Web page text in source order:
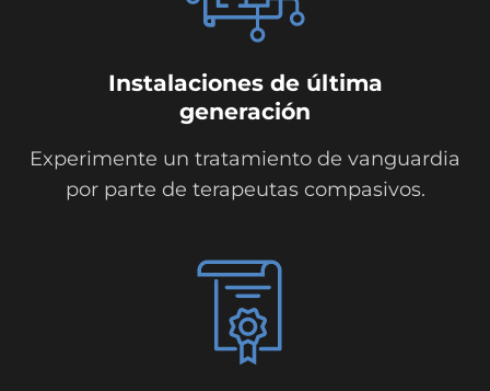
Instalaciones de última
generación
Experimente un tratamiento de vanguardia
por parte de terapeutas compasivos.